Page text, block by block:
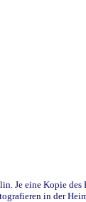
Je eine Kopie
in der